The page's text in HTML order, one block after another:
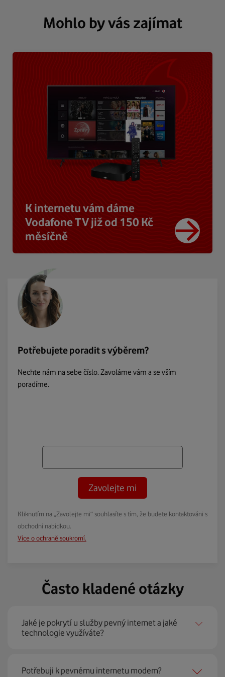
Mohlo by vás zajímat
K internetu vám dáme
Vodafone TV již od 150 Kč
měsíčně
Potřebujete poradit s výběrem?
Nechte nám na sebe číslo. Zavoláme vám a se vším
poradíme.
Zavolejte mi
Kliknutím na „Zavolejte mi“ souhlasíte s tím, že budete kontaktováni s
obchodní nabídkou.
Více o ochraně soukromí.
Často kladené otázky
Jaké je pokrytí u služby pevný internet a jaké
technologie využíváte?
Pevný internet můžeme nabídnout
Potřebuji k pevnému internetu modem?